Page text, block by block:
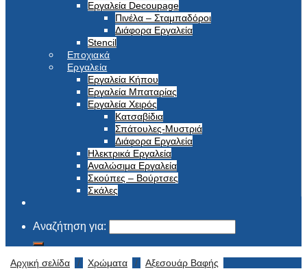
Εργαλεία Decoupage
Πινέλα – Σταμπαδόροι
Διάφορα Εργαλεία
Stencil
Εποχιακά
Εργαλεία
Εργαλεία Κήπου
Εργαλεία Μπαταρίας
Εργαλεία Χειρός
Κατσαβίδια
Σπάτουλες-Μυστριά
Διάφορα Εργαλεία
Ηλεκτρικά Εργαλεία
Αναλώσιμα Εργαλεία
Σκούπες – Βούρτσες
Σκάλες
Αναζήτηση για:
Αρχική σελίδα / Χρώματα / Αξεσουάρ Βαφής